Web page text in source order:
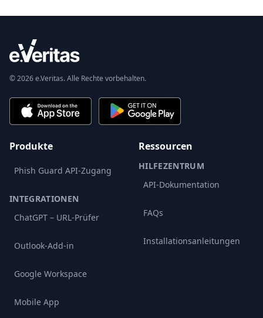
© 2026 e.Veritas. Alle Rechte vorbehalten.
Produkte
Phish Guard API-Zugang
INTEGRATIONEN
ChatGPT – URL-Prüfer
Outlook-Add-in
Google Workspace
Mobile App
Ressourcen
HILFEZENTRUM
API-Dokumentation
FAQs
Installationsanleitungen